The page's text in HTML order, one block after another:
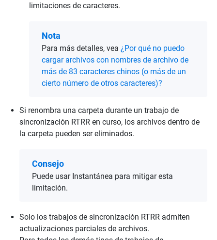
limitaciones de caracteres.
Nota
Para más detalles, vea ¿Por qué no puedo
cargar archivos con nombres de archivo de
más de 83 caracteres chinos (o más de un
cierto número de otros caracteres)?
Si renombra una carpeta durante un trabajo de
sincronización RTRR en curso, los archivos dentro de
la carpeta pueden ser eliminados.
Consejo
Puede usar Instantánea para mitigar esta
limitación.
Solo los trabajos de sincronización RTRR admiten
actualizaciones parciales de archivos.